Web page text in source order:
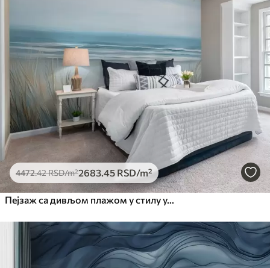
4472.42RSD/m²2683 .45 RSD/m²
Пејзаж са дивљом плажом у стилу уљаног сликарства